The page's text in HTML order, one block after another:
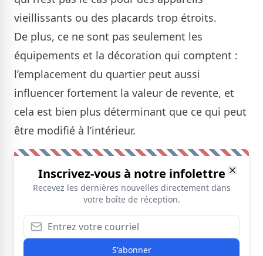
vieillissants ou des placards trop étroits.
De plus, ce ne sont pas seulement les
équipements et la décoration qui comptent :
l’emplacement du quartier peut aussi
influencer fortement la valeur de revente, et
cela est bien plus déterminant que ce qui peut
être modifié à l’intérieur.
Inscrivez-vous à notre infolettre
Recevez les dernières nouvelles directement dans
votre boîte de réception.
S'abonner